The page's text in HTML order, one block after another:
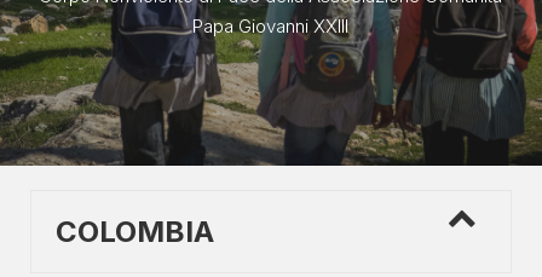
Papa Giovanni XXIII
COLOMBIA